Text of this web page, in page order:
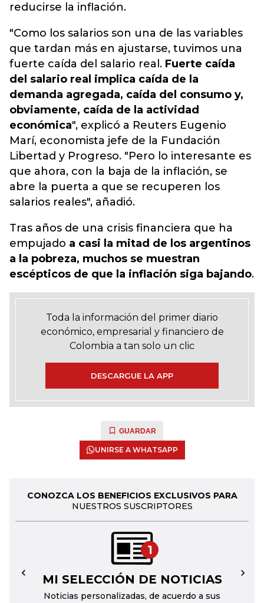
reducirse la inflación.
"Como los salarios son una de las variables
que tardan más en ajustarse, tuvimos una
fuerte caída del salario real. Fuerte caída
del salario real implica caída de la
demanda agregada, caída del consumo y,
obviamente, caída de la actividad
económica", explicó a Reuters Eugenio
Marí, economista jefe de la Fundación
Libertad y Progreso. "Pero lo interesante es
que ahora, con la baja de la inflación, se
abre la puerta a que se recuperen los
salarios reales", añadió.
Tras años de una crisis financiera que ha
empujado a casi la mitad de los argentinos
a la pobreza, muchos se muestran
escépticos de que la inflación siga bajando.
Toda la información del primer diario
económico, empresarial y financiero de
Colombia a tan solo un clic
DESCARGUE LA APP
GUARDAR
UNIRSE A WHATSAPP
CONOZCA LOS BENEFICIOS EXCLUSIVOS PARA
NUESTROS SUSCRIPTORES
1
MI SELECCIÓN DE NOTICIAS
Noticias personalizadas, de acuerdo a sus
← →